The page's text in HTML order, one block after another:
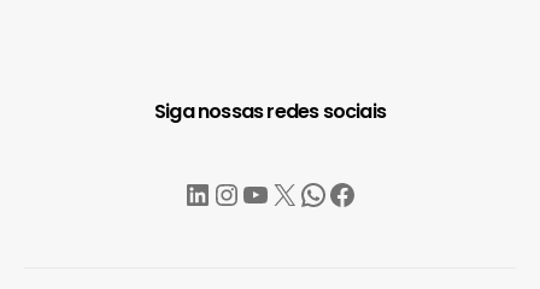
Siga nossas redes sociais
LinkedIn
Instagram
YouTube
X WhatsApp
Facebook